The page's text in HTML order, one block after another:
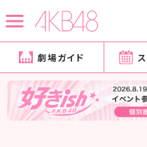
劇場ガイド